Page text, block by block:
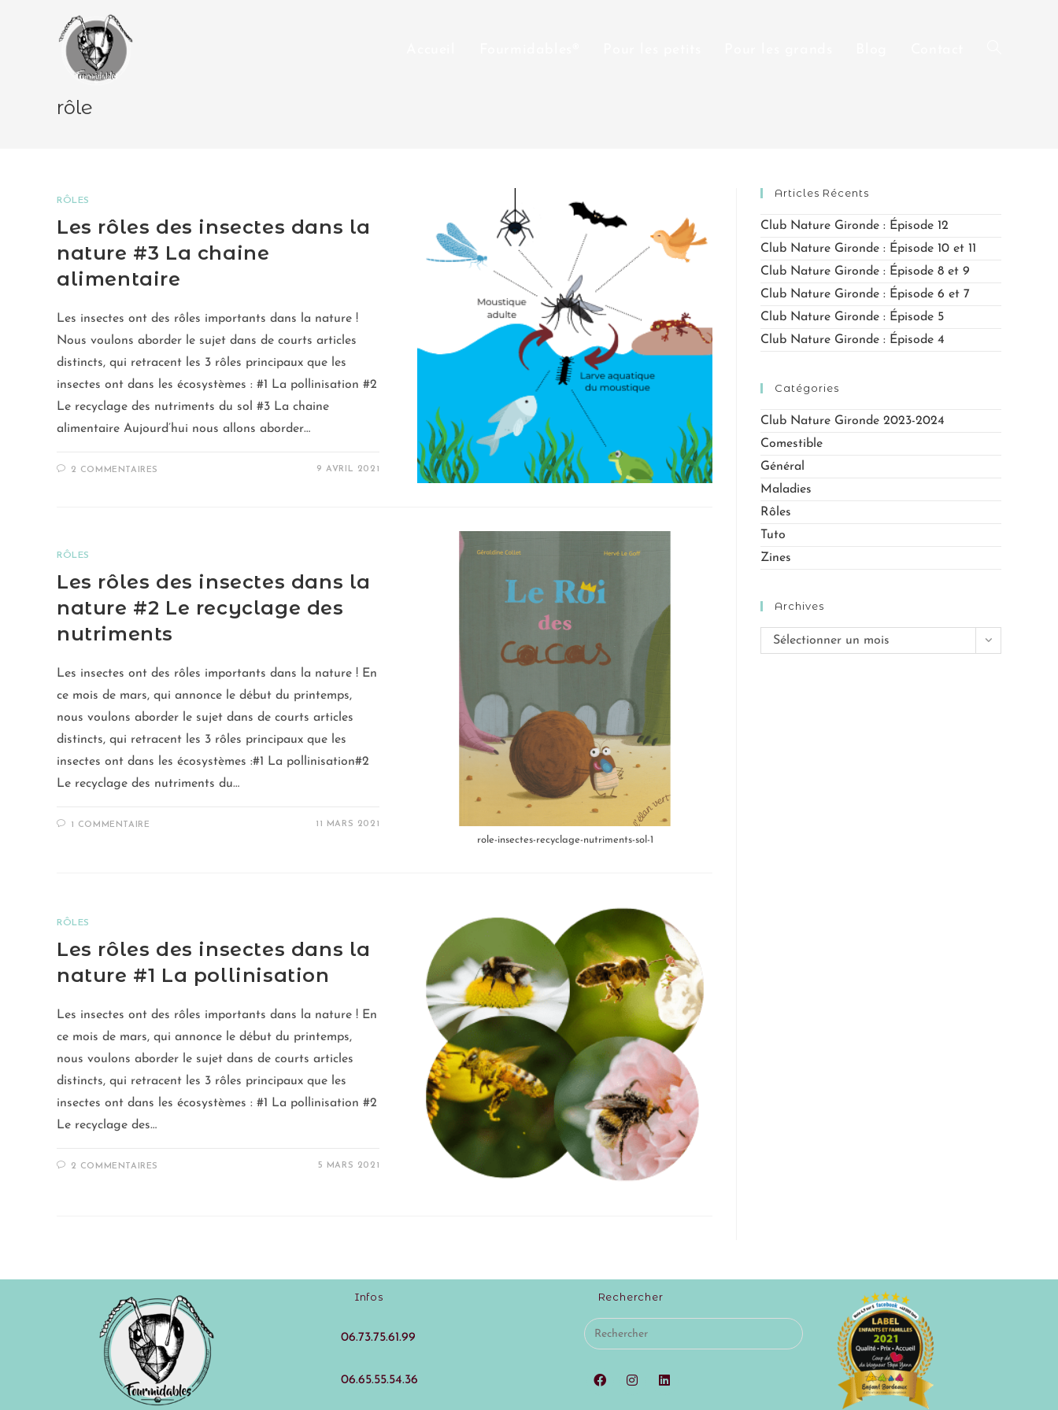
rôle
RÔLES
Les rôles des insectes dans la
nature #3 La chaine
alimentaire
Les insectes ont des rôles importants dans la nature !
Nous voulons aborder le sujet dans de courts articles
distincts, qui retracent les 3 rôles principaux que les
insectes ont dans les écosystèmes : #1 La pollinisation #2
Le recyclage des nutriments du sol #3 La chaine
alimentaire Aujourd’hui nous allons aborder…
2 COMMENTAIRES 9 AVRIL 2021
RÔLES
Les rôles des insectes dans la
nature #2 Le recyclage des
nutriments
Les insectes ont des rôles importants dans la nature ! En
ce mois de mars, qui annonce le début du printemps,
nous voulons aborder le sujet dans de courts articles
distincts, qui retracent les 3 rôles principaux que les
insectes ont dans les écosystèmes :#1 La pollinisation#2
Le recyclage des nutriments du…
1 COMMENTAIRE 11 MARS 2021
role-insectes-recyclage-nutriments-sol-1
RÔLES
Les rôles des insectes dans la
nature #1 La pollinisation
Les insectes ont des rôles importants dans la nature ! En
ce mois de mars, qui annonce le début du printemps,
nous voulons aborder le sujet dans de courts articles
distincts, qui retracent les 3 rôles principaux que les
insectes ont dans les écosystèmes : #1 La pollinisation #2
Le recyclage des…
2 COMMENTAIRES 5 MARS 2021
Articles Récents
Club Nature Gironde : Épisode 12
Club Nature Gironde : Épisode 10 et 11
Club Nature Gironde : Épisode 8 et 9
Club Nature Gironde : Épisode 6 et 7
Club Nature Gironde : Épisode 5
Club Nature Gironde : Épisode 4
Catégories
Club Nature Gironde 2023-2024
Comestible
Général
Maladies
Rôles
Tuto
Zines
Archives
Sélectionner un mois
Infos
06.73.75.61.99
06.65.55.54.36
Rechercher